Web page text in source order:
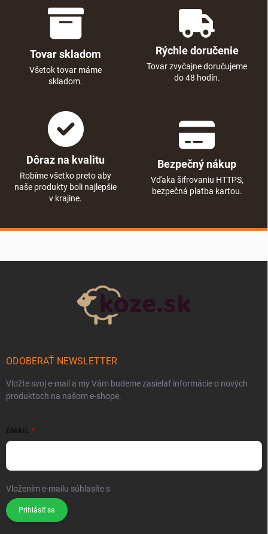
Tovar skladom
Všetok tovar máme
skladom.
Rýchle doručenie
Tovar zvyčajne doručujeme
do 48 hodín.
Dôraz na kvalitu
Robíme všetko preto aby
naše produkty boli najlepšie
v krajine.
Bezpečný nákup
Vďaka šifrovaniu HTTPS,
bezpečná platba kartou.
ODOBERAŤ NEWSLETTER
Vložte svoj e-mail a my Vám budeme zasielať informácie o nových
produktoch na našom e-shope.
EMAIL
Vložením e-mailu súhlasíte s
Prihlásiť sa